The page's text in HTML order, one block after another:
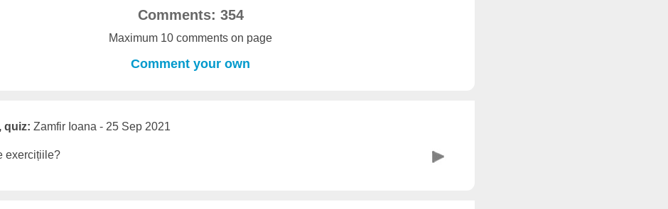
Comments: 354
Maximum 10 comments on page
Comment your own
quiz: Zamfir Ioana - 25 Sep 2021
exercițiile?